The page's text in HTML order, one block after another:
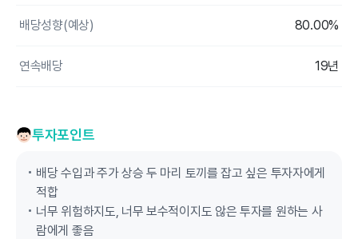
배당성향(예상) 80.00%
연속배당 19년
투자포인트
배당 수입과 주가 상승 두 마리 토끼를 잡고 싶은 투자자에게
적합
너무 위험하지도, 너무 보수적이지도 않은 투자를 원하는 사
람에게 좋음